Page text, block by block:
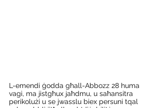
L-emendi ġodda għall-Abbozz 28 huma
vagi, ma jistgħux jaħdmu, u saħansitra
perikolużi u se jwasslu biex persuni tqal